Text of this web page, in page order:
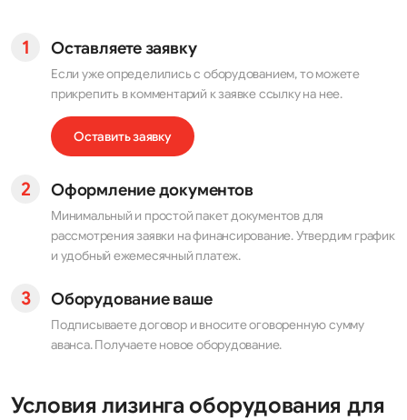
Оставляете заявку
Если уже определились с оборудованием, то можете
прикрепить в комментарий к заявке ссылку на нее.
Оставить заявку
Оформление документов
Минимальный и простой пакет документов для
рассмотрения заявки на финансирование. Утвердим график
и удобный ежемесячный платеж.
Оборудование ваше
Подписываете договор и вносите оговоренную сумму
аванса. Получаете новое оборудование.
Условия лизинга оборудования для